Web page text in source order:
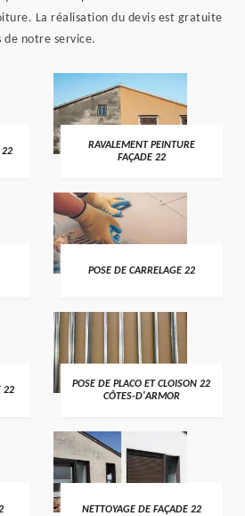
La réalisation du devis est gratuite
notre service.
22
RAVALEMENT PEINTURE
FAÇADE 22
POSE DE CARRELAGE 22
22
POSE DE PLACO ET CLOISON 22
CÔTES-D'ARMOR
NETTOYAGE DE FAÇADE 22